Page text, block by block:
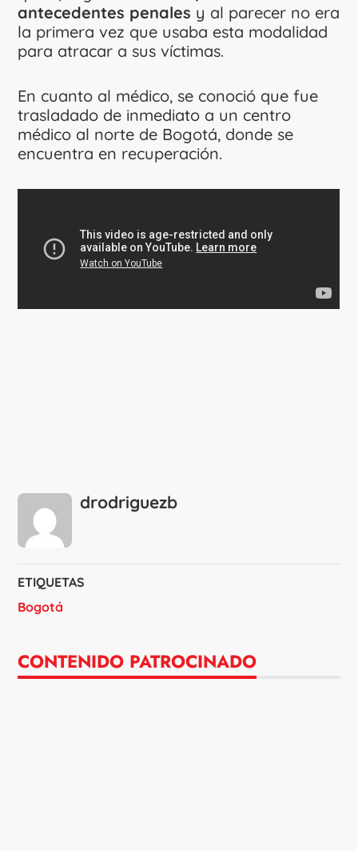
antecedentes penales y al parecer no era
la primera vez que usaba esta modalidad
para atracar a sus víctimas.
En cuanto al médico, se conoció que fue
trasladado de inmediato a un centro
médico al norte de Bogotá, donde se
encuentra en recuperación.
drodriguezb
ETIQUETAS
Bogotá
CONTENIDO PATROCINADO